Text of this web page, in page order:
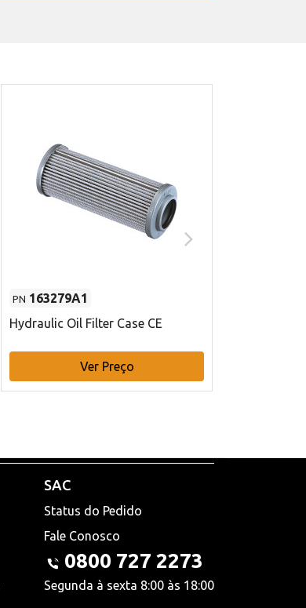
PN 163279A1
Hydraulic Oil Filter Case CE
Ver Preço
SAC
Status do Pedido
Fale Conosco
0800 727 2273
Segunda à sexta 8:00 às 18:00